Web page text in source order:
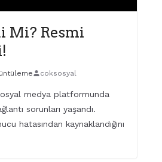
Mi? Resmi
coksosyal
medya platformunda
sorunları yaşandı.
hatasından kaynaklandığını